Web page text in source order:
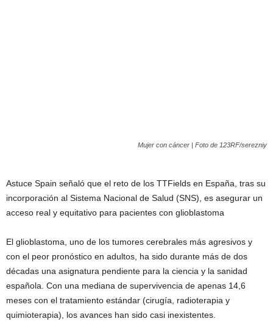
Mujer con cáncer | Foto de 123RF/serezniy
Astuce Spain señaló que el reto de los TTFields en España, tras su
incorporación al Sistema Nacional de Salud (SNS), es asegurar un
acceso real y equitativo para pacientes con glioblastoma
El glioblastoma, uno de los tumores cerebrales más agresivos y
con el peor pronóstico en adultos, ha sido durante más de dos
décadas una asignatura pendiente para la ciencia y la sanidad
española. Con una mediana de supervivencia de apenas 14,6
meses con el tratamiento estándar (cirugía, radioterapia y
quimioterapia), los avances han sido casi inexistentes.